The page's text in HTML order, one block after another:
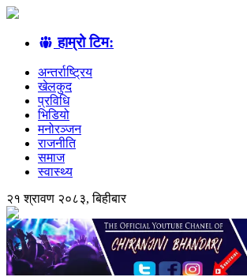
हाम्रो टिम:
अन्तर्राष्ट्रिय
खेलकुद
प्रविधि
भिडियो
मनोरञ्जन
राजनीति
समाज
स्वास्थ्य
२१ श्रावण २०८३, बिहीबार